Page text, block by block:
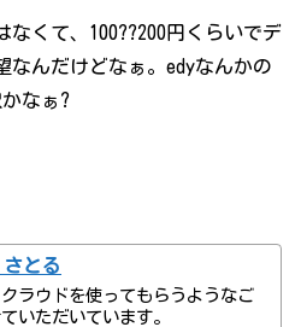
なくて、100??200円くらいでデ
なんだけどなぁ。edyなんかの
なぁ?
とる
ラウドを使ってもらうようなご
いただいています。